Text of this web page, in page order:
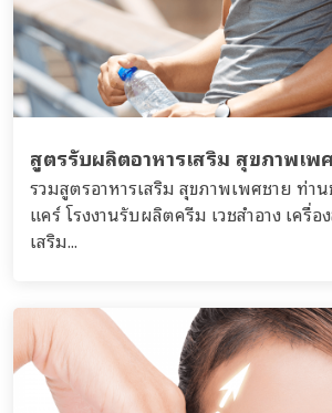
สูตรรับผลิตอาหารเสริม สุขภาพเพ
รวมสูตรอาหารเสริม สุขภาพเพศชาย ท่า
แคร์ โรงงานรับผลิตครีม เวชสำอาง เครื่อ
เสริม...